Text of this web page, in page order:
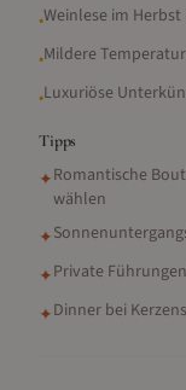
•Weinlese im
•Mildere
•Luxuriöse
Tipps
✦Romantische
wählen
✦
✦Private
✦Dinner bei